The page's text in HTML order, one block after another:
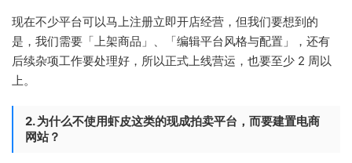
现在不少平台可以马上注册立即开店经营，但我们要想到的
是，我们需要「上架商品」、「编辑平台风格与配置」，还有
后续杂项工作要处理好，所以正式上线营运，也要至少 2 周以
上。
2. 为什么不使用虾皮这类的现成拍卖平台，而要建置电商
网站？